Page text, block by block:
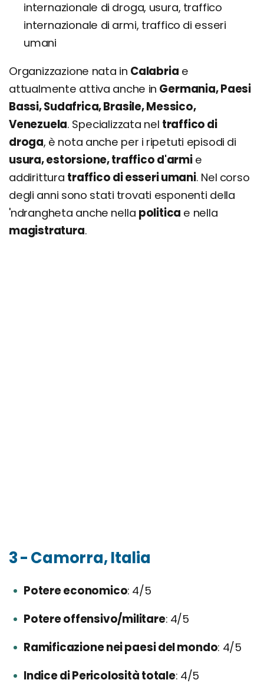
internazionale di droga, usura, traffico
internazionale di armi, traffico di esseri
umani
Organizzazione nata in Calabria e
attualmente attiva anche in Germania, Paesi
Bassi, Sudafrica, Brasile, Messico,
Venezuela. Specializzata nel traffico di
droga, è nota anche per i ripetuti episodi di
usura, estorsione, traffico d'armie
addirittura traffico di esseri umani. Nel corso
degli anni sono stati trovati esponenti della
'ndrangheta anche nella politica e nella
magistratura.
3 - Camorra, Italia
Potere economico 4/5
Potere offensivo/militare 4/5
Ramificazione nei paesi del mondo 4/5
Indice di Pericolosità totale 4/5